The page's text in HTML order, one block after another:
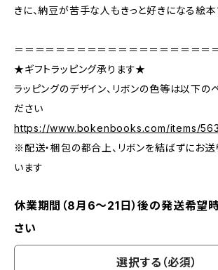
きに、納豆が苦手な人もきっと好きになる絵本
＝＝＝＝＝＝＝＝＝＝＝＝＝＝＝＝＝＝＝
★ギフトラッピング承ります★
ラッピングのデザイン、リボンの色等は以下の
ださい
https://www.bokenbooks.com/items/
※配送・梱包の都合上、リボンを結ばずにお
います
休業期間（8月6〜21日）後の発送希望
さい
選択する（必須）